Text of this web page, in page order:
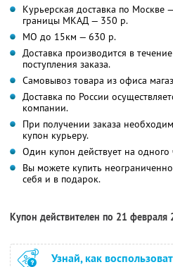
Курьерская доставка по Москве
границы МКАД — 350 р.
МО до 15км — 630 р.
Доставка производится в
поступления заказа.
Самовывоз товара из офиса
Доставка по России
компании.
При получении заказа
купон курьеру.
Один купон действует на одного
Вы можете купить
себя и в подарок.
Купон действителен по 21 февраля
Узнай, как